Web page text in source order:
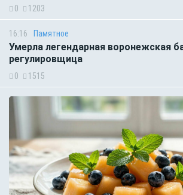
0 1203
16:16 Памятное
Умерла легендарная воронежская
регулировщица
0 1515